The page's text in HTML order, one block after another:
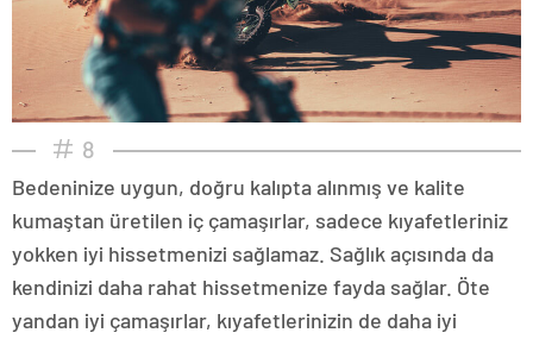
8
Bedeninize uygun, doğru kalıpta alınmış ve kalite
kumaştan üretilen iç çamaşırlar, sadece kıyafetleriniz
yokken iyi hissetmenizi sağlamaz. Sağlık açısında da
kendinizi daha rahat hissetmenize fayda sağlar. Öte
yandan iyi çamaşırlar, kıyafetlerinizin de daha iyi